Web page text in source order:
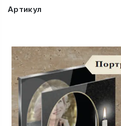
Артикул